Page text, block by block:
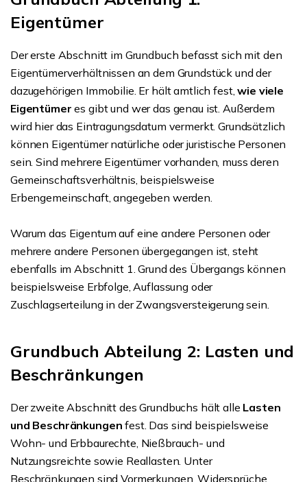
Eigentümer
Der erste Abschnitt im Grundbuch befasst sich mit den
Eigentümerverhältnissen an dem Grundstück und der
dazugehörigen Immobilie. Er hält amtlich fest,wie viele
Eigentümeres gibt und wer das genau ist. Außerdem
wird hier das Eintragungsdatum vermerkt. Grundsätzlich
können Eigentümer natürliche oder juristische Personen
sein. Sind mehrere Eigentümer vorhanden, muss deren
Gemeinschaftsverhältnis, beispielsweise
Erbengemeinschaft, angegeben werden.
Warum das Eigentum auf eine andere Personen oder
mehrere andere Personen übergegangen ist, steht
ebenfalls im Abschnitt 1. Grund des Übergangs können
beispielsweise Erbfolge, Auflassung oder
Zuschlagserteilung in der Zwangsversteigerung sein.
Grundbuch Abteilung 2: Lasten und
Beschränkungen
Der zweite Abschnitt des Grundbuchs hält alle Lasten
und Beschränkungenfest. Das sind beispielsweise
Wohn- und Erbbaurechte, Nießbrauch- und
Nutzungsreichte sowie Reallasten. Unter
Beschränkungen sind Vormerkungen, Widersprüche